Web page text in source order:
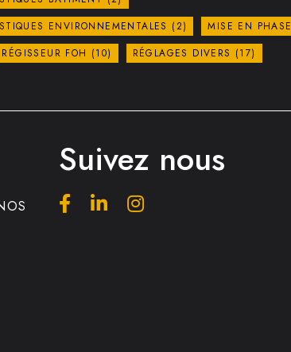
ENVIRONNEMENTALES (2) MISE EN PHASE
RÉGISSEUR FOH (10) RÉGLAGES DIVERS (17)
Suivez nous